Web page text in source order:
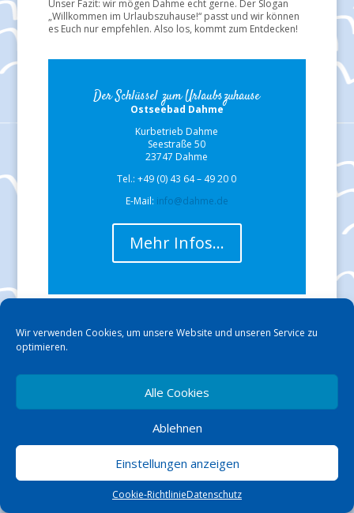
Wir verwenden Cookies, um unsere Website und unseren Service zu
optimieren.
Alle Cookies
Ablehnen
Einstellungen anzeigen
Cookie-RichtlinieDatenschutz
Unser Fazit: wir mögen Dahme echt gerne. Der Slogan
„Willkommen im Urlaubszuhause!“ passt und wir können
es Euch nur empfehlen. Also los, kommt zum Entdecken!
Der Schlüssel zum Urlaubszuhause
Ostseebad Dahme
Kurbetrieb Dahme
Seestraße 50
23747 Dahme
Tel.: +49 (0) 43 64 – 49 20 0
E-Mail: info@dahme.de
Mehr Infos…
« Ältere Einträge
Werbung